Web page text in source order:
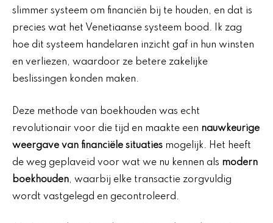
slimmer systeem om financiën bij te houden, en dat is
precies wat het Venetiaanse systeem bood. Ik zag
hoe dit systeem handelaren inzicht gaf in hun winsten
en verliezen, waardoor ze betere zakelijke
beslissingen konden maken.
Deze methode van boekhouden was echt
revolutionair voor die tijd en maakte een nauwkeurige
weergave van financiële situaties mogelijk. Het heeft
de weg geplaveid voor wat we nu kennen als modern
boekhouden, waarbij elke transactie zorgvuldig
wordt vastgelegd en gecontroleerd.